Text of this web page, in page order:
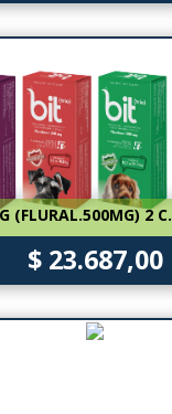
(FLURAL.500MG) 2 C.
$ 23.687,00